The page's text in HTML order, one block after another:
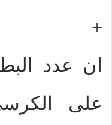
+
ان عدد
على